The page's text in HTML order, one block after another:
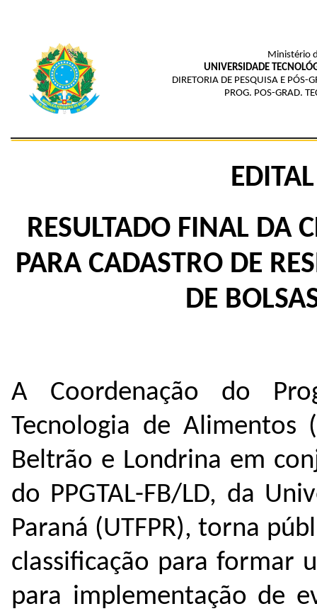
Ministério
UNIVERSIDADE
DIRETORIA DE PESQUISA E
PROG. POS-GRAD.
RESULTADO FINAL DA
PARA CADASTRO DE
DE
A Coordenação do
Tecnologia de Alimentos
Beltrão e Londrina em
do PPGTAL-FB/LD, da
Paraná (UTFPR), torna
classificação para formar
para implementação de